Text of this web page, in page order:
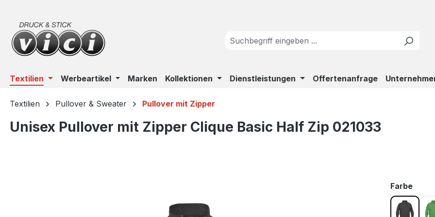
Textilien Werbeartikel Marken Kollektionen Dienstleistungen Offertenanfrage
Textilien Pullover & Sweater Pullover mit Zipper
Unisex Pullover mit Zipper Clique Basic Half Zip 021033
Farbe